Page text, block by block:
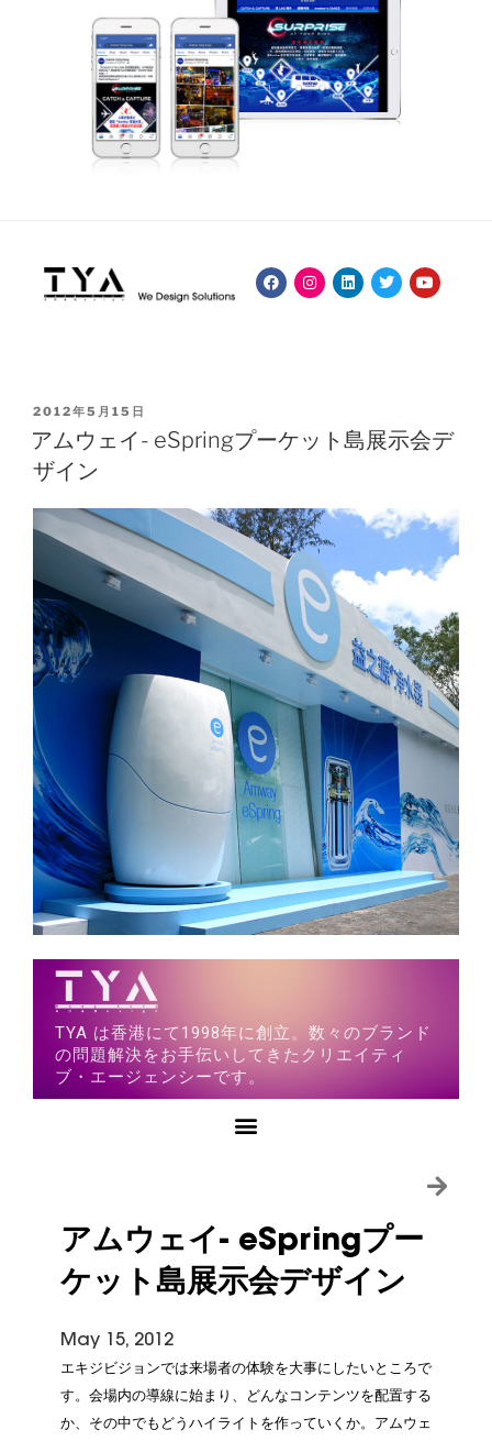
2012年5月15日
アムウェイ- eSpringプーケット島展示会デ
ザイン
TYA は香港にて1998年に創立。数々のブランド
の問題解決をお手伝いしてきたクリエイティ
ブ・エージェンシーです。
アムウェイ- eSpringプー
ケット島展示会デザイン
May 15, 2012
エキジビジョンでは来場者の体験を大事にしたいところで
す。会場内の導線に始まり、どんなコンテンツを配置する
か、その中でもどうハイライトを作っていくか。アムウェ